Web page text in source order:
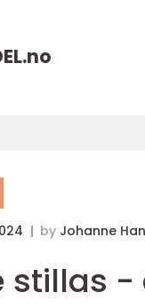
no
by Johanne
stillas